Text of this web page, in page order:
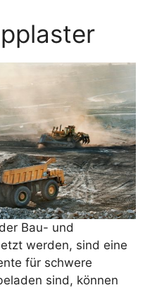
Bau- und
werden, sind eine
für schwere
sind, können